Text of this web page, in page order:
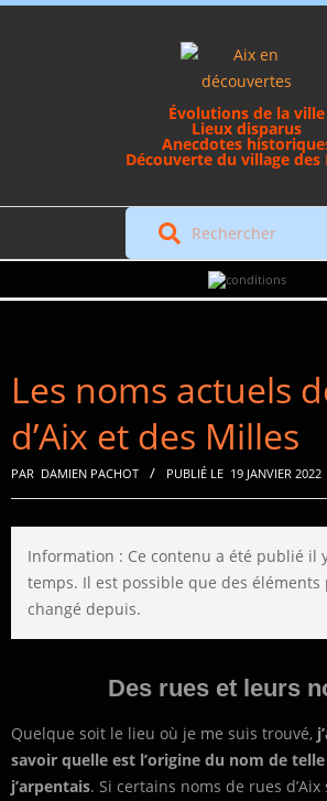
Évolutions de la ville
Lieux disparus
Anecdotes
Découverte du village des
Rechercher
Navigation
Les noms actuels
d’Aix et des Milles
PAR DAMIEN PACHOT PUBLIÉ LE 19 JANVIER 2022
Information : Ce contenu a été publié il
temps. Il est possible que des
changé depuis.
Des rues et leurs
Quelque soit le lieu où je me suis trouvé,
savoir quelle est l’origine du nom de
j’arpentais. Si certains noms de rues